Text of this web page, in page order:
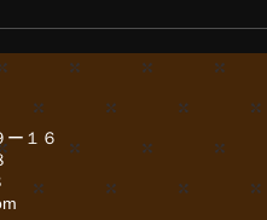
１６